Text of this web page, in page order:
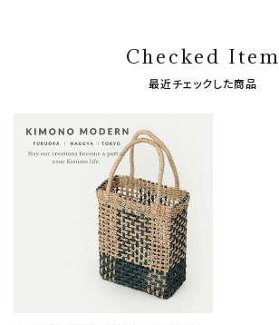
Checked Item
最近チェックした商品